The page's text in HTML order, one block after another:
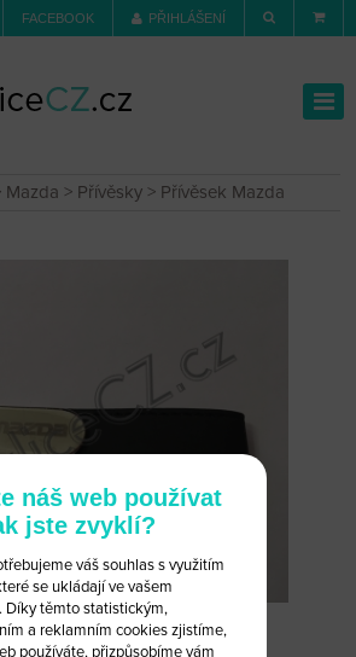
FACEBOOK PŘIHLÁŠENÍ
Mazda > Přívěsky > Přívěsek Mazda
náš web používat
jste zvyklí?
váš souhlas s využitím
se ukládají ve vašem
Díky těmto statistickým,
a reklamním cookies zjistíme,
používáte, přizpůsobíme vám